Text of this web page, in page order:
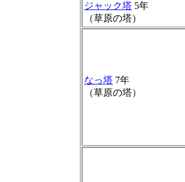
ジャック塔 5年
（草原の塔）
なっ塔 7年
（草原の塔）